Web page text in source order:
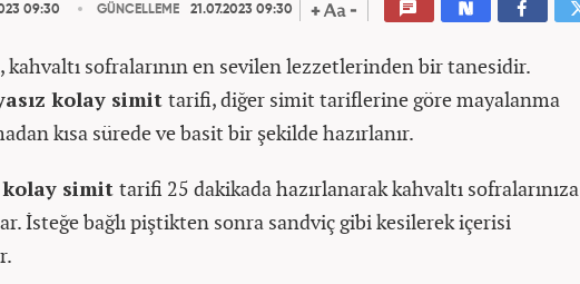
09:30 GÜNCELLEME 21.07.2023 09:30
sofralarının en sevilen lezzetlerinden bir tanesidir.
kolay simit tarifi, diğer simit tariflerine göre mayalanma
kısa sürede ve basit bir şekilde hazırlanır.
kolay simit tarifi 25 dakikada hazırlanarak kahvaltı sofralarınıza
İsteğe bağlı piştikten sonra sandviç gibi kesilerek içerisi